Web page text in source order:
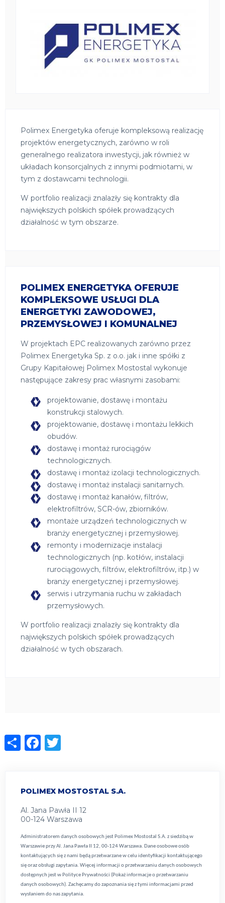
POLIMEX MOSTOSTAL S.A.
Al. Jana Pawła II 12
00-124 Warszawa
Administratorem danych osobowych jest Polimex Mostostal S.A. z siedzibą w
Warszawie przy Al. Jana Pawła II 12, 00-124 Warszawa. Dane osobowe osób
kontaktujących się z nami będą przetwarzane w celu identyfikacji kontaktującego
się oraz obsługi zapytania. Więcej informacji o przetwarzaniu danych osobowych
dostępnych jest w Polityce Prywatności (Pokaż informacje o przetwarzaniu
danych osobowych). Zachęcamy do zapoznania się z tymi informacjami przed
wysłaniem do nas zapytania.
Polimex Energetyka oferuje kompleksową realizację
projektów energetycznych, zarówno w roli
generalnego realizatora inwestycji, jak również w
układach konsorcjalnych z innymi podmiotami, w
tym z dostawcami technologii.
W portfolio realizacji znalazły się kontrakty dla
największych polskich spółek prowadzących
działalność w tym obszarze.
POLIMEX ENERGETYKA OFERUJE
KOMPLEKSOWE USŁUGI DLA
ENERGETYKI ZAWODOWEJ,
PRZEMYSŁOWEJ I KOMUNALNEJ
W projektach EPC realizowanych zarówno przez
Polimex Energetyka Sp. z o.o. jak i inne spółki z
Grupy Kapitałowej Polimex Mostostal wykonuje
następujące zakresy prac własnymi zasobami:
projektowanie, dostawę i montażu
konstrukcji stalowych.
projektowanie, dostawę i montażu lekkich
obudów.
dostawę i montaż rurociągów
technologicznych.
dostawę i montaż izolacji technologicznych.
dostawę i montaż instalacji sanitarnych.
dostawę i montaż kanałów, filtrów,
elektrofiltrów, SCR-ów, zbiorników.
montaże urządzeń technologicznych w
branży energetycznej i przemysłowej.
remonty i modernizacje instalacji
technologicznych (np. kotłów, instalacji
rurociągowych, filtrów, elektrofiltrów, itp.) w
branży energetycznej i przemysłowej.
serwis i utrzymania ruchu w zakładach
przemysłowych.
W portfolio realizacji znalazły się kontrakty dla
największych polskich spółek prowadzących
działalność w tych obszarach.
ShareFacebook